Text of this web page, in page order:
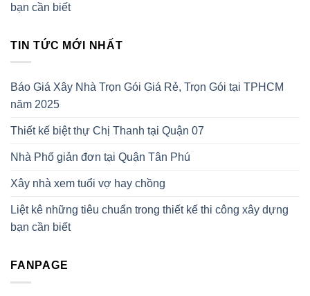
bạn cần biết
TIN TỨC MỚI NHẤT
Báo Giá Xây Nhà Trọn Gói Giá Rẻ, Trọn Gói tại TPHCM
năm 2025
Thiết kế biệt thự Chị Thanh tại Quận 07
Nhà Phố giản đơn tại Quận Tân Phú
Xây nhà xem tuổi vợ hay chồng
Liệt kê những tiêu chuẩn trong thiết kế thi công xây dựng
bạn cần biết
FANPAGE